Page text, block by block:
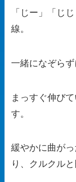
「じー」「じ
線。
一緒になぞらず
まっすぐ伸び
す。
緩やかに曲が
り、クルクル